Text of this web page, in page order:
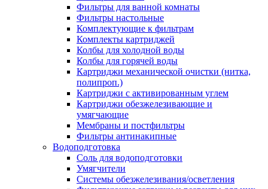
Фильтры для ванной комнаты
Фильтры настольные
Комплектующие к фильтрам
Комплекты картриджей
Колбы для холодной воды
Колбы для горячей воды
Картриджи механической очистки (нитка,
полипроп.)
Картриджи с активированным углем
Картриджи обезжелезивающие и
умягчающие
Мембраны и постфильтры
Фильтры антинакипные
Водоподготовка
Соль для водоподготовки
Умягчители
Системы обезжелезивания/осветления